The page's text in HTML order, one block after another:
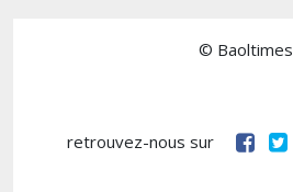
© Baoltimes
retrouvez-nous sur